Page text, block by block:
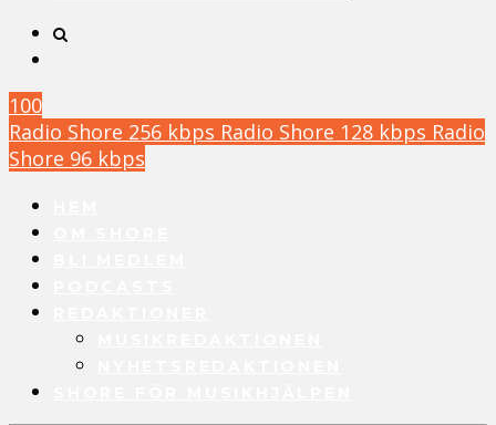
100
Radio Shore 256 kbps Radio Shore 128 kbps Radio
Shore 96 kbps